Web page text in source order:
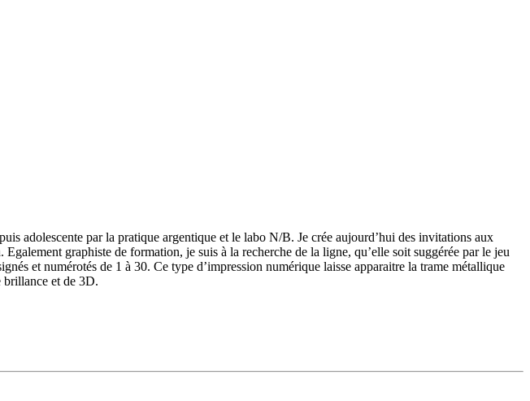
adolescente par la pratique argentique et le labo N/B. Je crée aujourd’hui des invitations aux
graphiste de formation, je suis à la recherche de la ligne, qu’elle soit suggérée par le jeu
et numérotés de 1 à 30. Ce type d’impression numérique laisse apparaitre la trame métallique
brillance et de 3D.